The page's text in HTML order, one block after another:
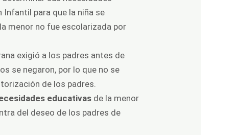
Infantil para que la niña se
menor no fue escolarizada por
exigió a los padres antes de
se negaron, por lo que no se
de los padres.
educativas de la menor
del deseo de los padres de